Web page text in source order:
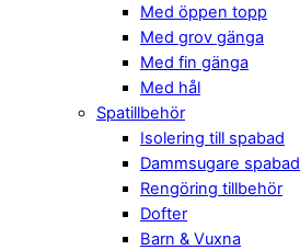
Med öppen topp
Med grov gänga
Med fin gänga
Med hål
Spatillbehör
Isolering till spabad
Dammsugare spabad
Rengöring tillbehör
Dofter
Barn & Vuxna